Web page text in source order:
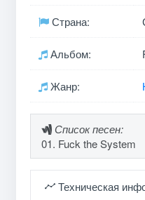
Страна:
Альбом:
Жанр:
Список песен:
01. Fuck the System
Техническая